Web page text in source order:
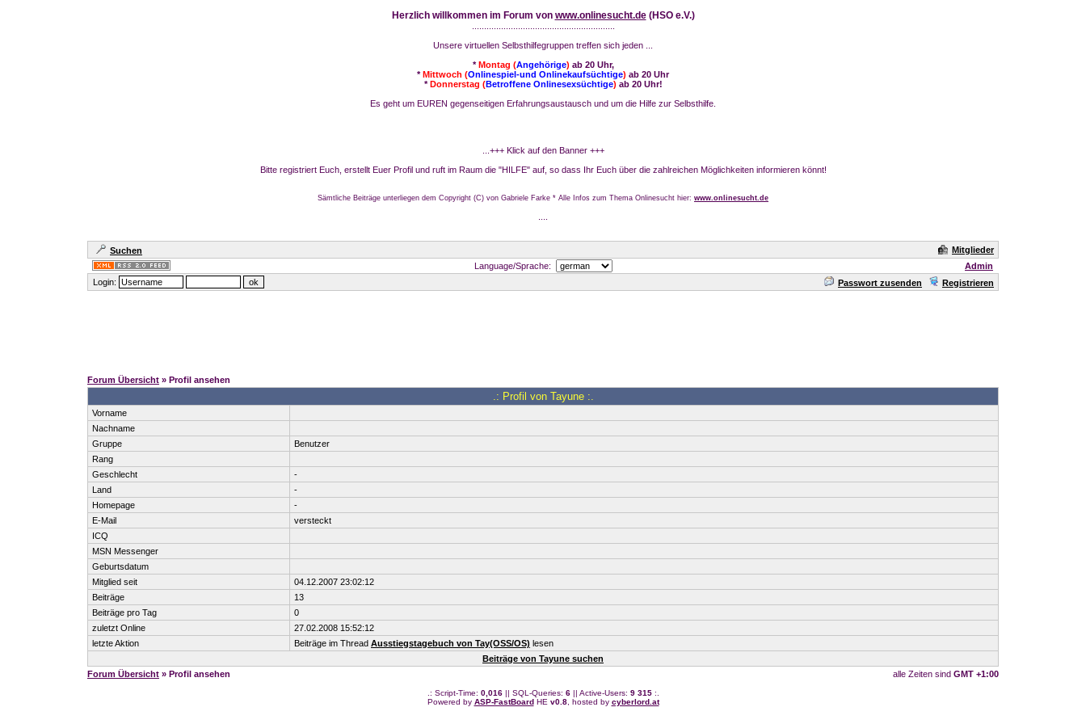
Herzlich willkommen im Forum von www.onlinesucht.de(HSO e.V.)
Unsere virtuellen Selbsthilfegruppen treffen sich jeden ...
*Montag (Angehörige) ab 20 Uhr,
*Mittwoch (Onlinespiel-und Onlinekaufsüchtige) ab 20 Uhr
*Donnerstag (Betroffene Onlinesexsüchtige) ab 20 Uhr!
Es geht um EUREN gegenseitigen Erfahrungsaustausch und um die Hilfe zur Selbsthilfe.
...+++ Klick auf den Banner +++
Bitte registriert Euch, erstellt Euer Profil und ruft im Raum die "HILFE" auf, so dass Ihr Euch über die zahlreichen Möglichkeiten informieren könnt!
Sämtliche Beiträge unterliegen dem Copyright (C) von Gabriele Farke * Alle Infos zum Thema Onlinesucht hier: www.onlinesucht.de
Suchen
Mitglieder
Language/Sprache:
Admin
Login:
Passwort zusenden Registrieren
Forum Übersicht » Profil ansehen
.: Profil von Tayune :.
Vorname
Nachname
Gruppe
Benutzer
Rang
Geschlecht
-
Land
-
Homepage
-
E-Mail
versteckt
ICQ
MSN Messenger
Geburtsdatum
Mitglied seit
04.12.2007 23:02:12
Beiträge
13
Beiträge pro Tag
0
zuletzt Online
27.02.2008 15:52:12
letzte Aktion
Beiträge im Thread Ausstiegstagebuch von Tay(OSS/OS) lesen
Beiträge von Tayune suchen
Forum Übersicht » Profil ansehen alle Zeiten sind GMT +1:00
.: Script-Time: 0,016|| SQL-Queries: 6|| Active-Users: 9 315:.
Powered by ASP-FastBoardHE v0.8, hosted by cyberlord.at